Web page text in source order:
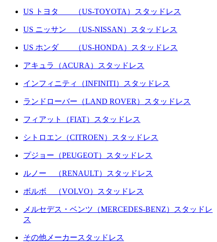
US トヨタ （US-TOYOTA）スタッドレス
US ニッサン （US-NISSAN）スタッドレス
US ホンダ （US-HONDA）スタッドレス
アキュラ（ACURA）スタッドレス
インフィニティ（INFINITI）スタッドレス
ランドローバー（LAND ROVER）スタッドレス
フィアット（FIAT）スタッドレス
シトロエン（CITROEN）スタッドレス
プジョー（PEUGEOT）スタッドレス
ルノー （RENAULT）スタッドレス
ボルボ （VOLVO）スタッドレス
メルセデス・ベンツ（MERCEDES-BENZ）スタッドレ
ス
その他メーカースタッドレス